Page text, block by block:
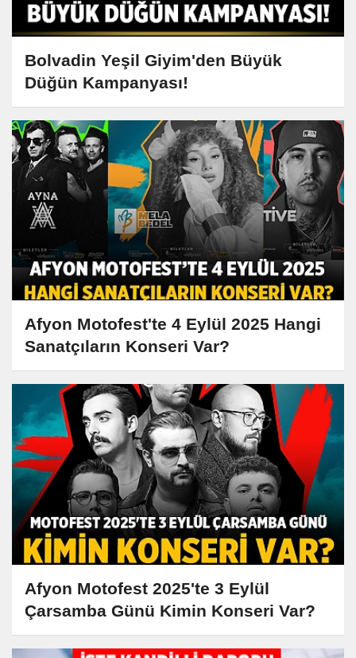
Bolvadin Yeşil Giyim'den Büyük
Düğün Kampanyası!
Afyon Motofest'te 4 Eylül 2025 Hangi
Sanatçıların Konseri Var?
Afyon Motofest 2025'te 3 Eylül
Çarsamba Günü Kimin Konseri Var?